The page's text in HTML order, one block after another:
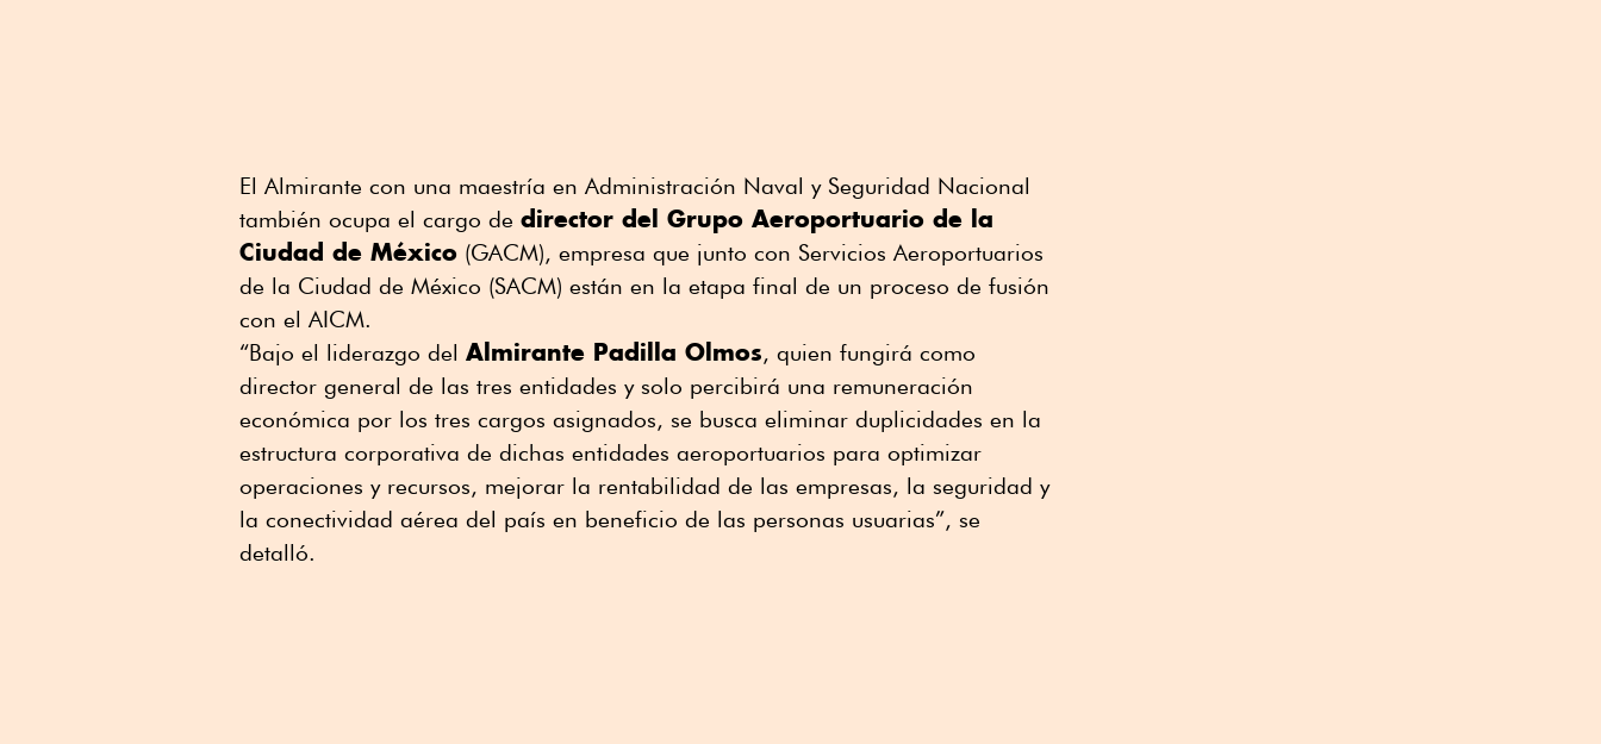
El Almirante con una maestría en Administración Naval y Seguridad Nacional
también ocupa el cargo de director del Grupo Aeroportuario de la
Ciudad de México (GACM), empresa que junto con Servicios Aeroportuarios
de la Ciudad de México (SACM) están en la etapa final de un proceso de fusión
con el AICM.
“Bajo el liderazgo del Almirante Padilla Olmos, quien fungirá como
director general de las tres entidades y solo percibirá una remuneración
económica por los tres cargos asignados, se busca eliminar duplicidades en la
estructura corporativa de dichas entidades aeroportuarios para optimizar
operaciones y recursos, mejorar la rentabilidad de las empresas, la seguridad y
la conectividad aérea del país en beneficio de las personas usuarias”, se
detalló.